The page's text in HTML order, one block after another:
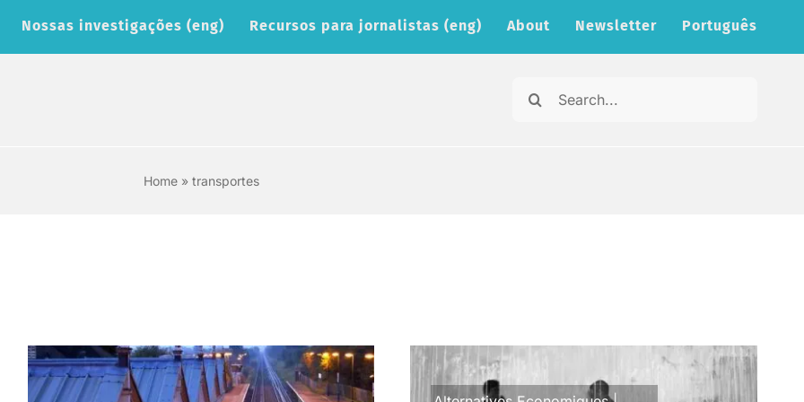
Nossas investigações (eng) Recursos para jornalistas (eng) About Newsletter Português
Search
Home» transportes